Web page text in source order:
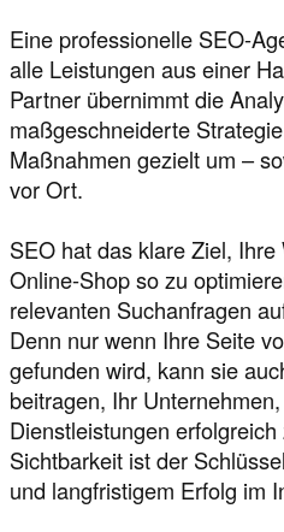
Eine professionelle SEO-
alle Leistungen aus einer
Partner übernimmt die
maßgeschneiderte
Maßnahmen gezielt um –
vor Ort.
SEO hat das klare Ziel,
Online-Shop so zu
relevanten Suchanfragen
Denn nur wenn Ihre Seite
gefunden wird, kann sie
beitragen, Ihr
Dienstleistungen
Sichtbarkeit ist der
und langfristigem Erfolg im